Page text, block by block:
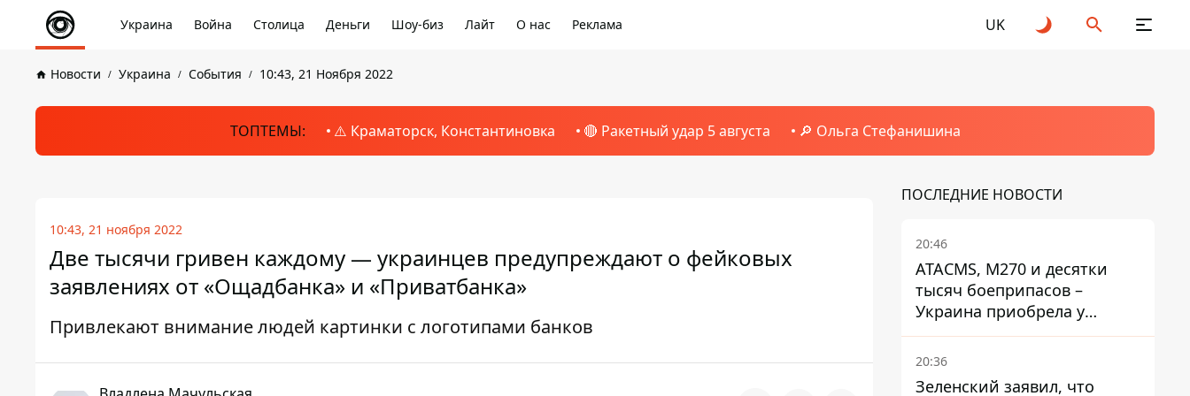
Украина Война Столица Деньги Шоу-биз Лайт О нас Реклама UK
Новости Украина События 10:43, 21 Ноября 2022
ТОПТЕМЫ: ⚠️ Краматорск, Константиновка 🔴 Ракетный удар 5 августа 🔎 Ольга Стефанишина
10:43, 21 ноября 2022
Две тысячи гривен каждому — украинцев предупреждают о фейковых
заявлениях от «Ощадбанка» и «Приватбанка»
Привлекают внимание людей картинки с логотипами банков
ПОСЛЕДНИЕ НОВОСТИ
20:46
ATACMS, M270 и десятки
тысяч боеприпасов –
Украина приобрела у
Турции мощный пакет
вооружения
20:36
Зеленский заявил, что